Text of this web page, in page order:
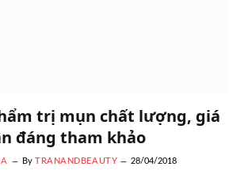
trị mụn chất lượng, giá
đáng tham khảo
By TRANANDBEAUTY 28/04/2018